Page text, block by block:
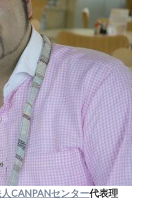
CANPANセンター代表理